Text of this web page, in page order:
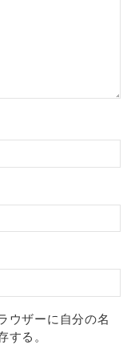
ウザーに自分の名
る。